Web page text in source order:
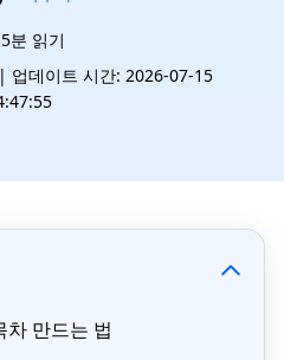
5분 읽기
| 업데이트 시간: 2026-07-15
만드는 법